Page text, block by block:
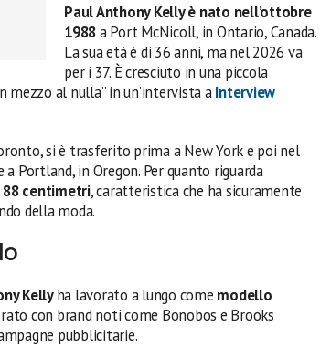
Paul Anthony Kelly è nato nell’ottobre
1988a Port McNicoll, in Ontario, Canada.
La sua età è di 36 anni, ma nel 2026 va
per i 37. È cresciuto in una piccola
mezzo al nulla” in un’intervista aInterview
si è trasferito prima a New York e poi nel
Portland, in Oregon. Per quanto riguarda
centimetri, caratteristica che ha sicuramente
della moda.
Kellyha lavorato a lungo come modello
con brand noti come Bonobos e Brooks
pubblicitarie.